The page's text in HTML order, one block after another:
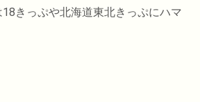
きっぷや北海道東北きっぷにハマ